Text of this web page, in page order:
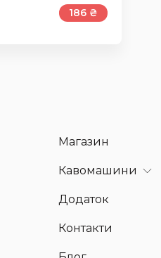
186 ₴
Магазин
Кавомашини
Додаток
Контакти